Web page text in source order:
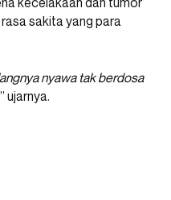
sakita yang para
nyawa tak berdosa
” ujarnya.